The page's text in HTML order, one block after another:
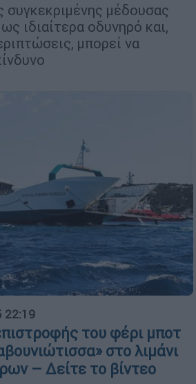
συγκεκριμένης μέδουσας
ιδιαίτερα οδυνηρό και,
μπορεί να
22:19
του φέρι μποτ
στο λιμάνι
– Δείτε το βίντεο